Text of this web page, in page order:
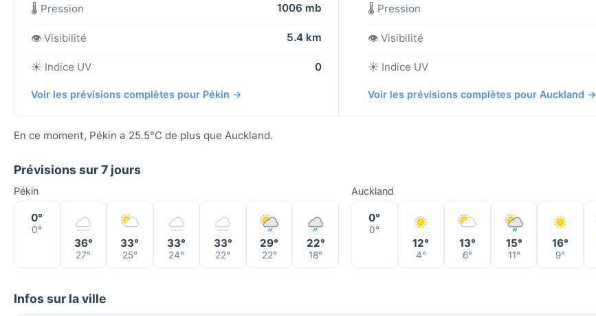
🌡️ Pression 1006 mb
👁️ Visibilité 5.4 km
☀️ Indice UV 0
Voir les prévisions complètes pour Pékin →
🌡️ Pression
👁️ Visibilité
☀️ Indice UV
Voir les prévisions complètes pour Auckland →
En ce moment, Pékin a 25.5°C de plus que Auckland.
Prévisions sur 7 jours
Pékin
0°
0°
36°
27°
33°
25°
33°
24°
33°
22°
29°
22°
22°
18°
Auckland
0°
0°
12°
4°
13°
6°
15°
11°
16°
9°
Infos sur la ville